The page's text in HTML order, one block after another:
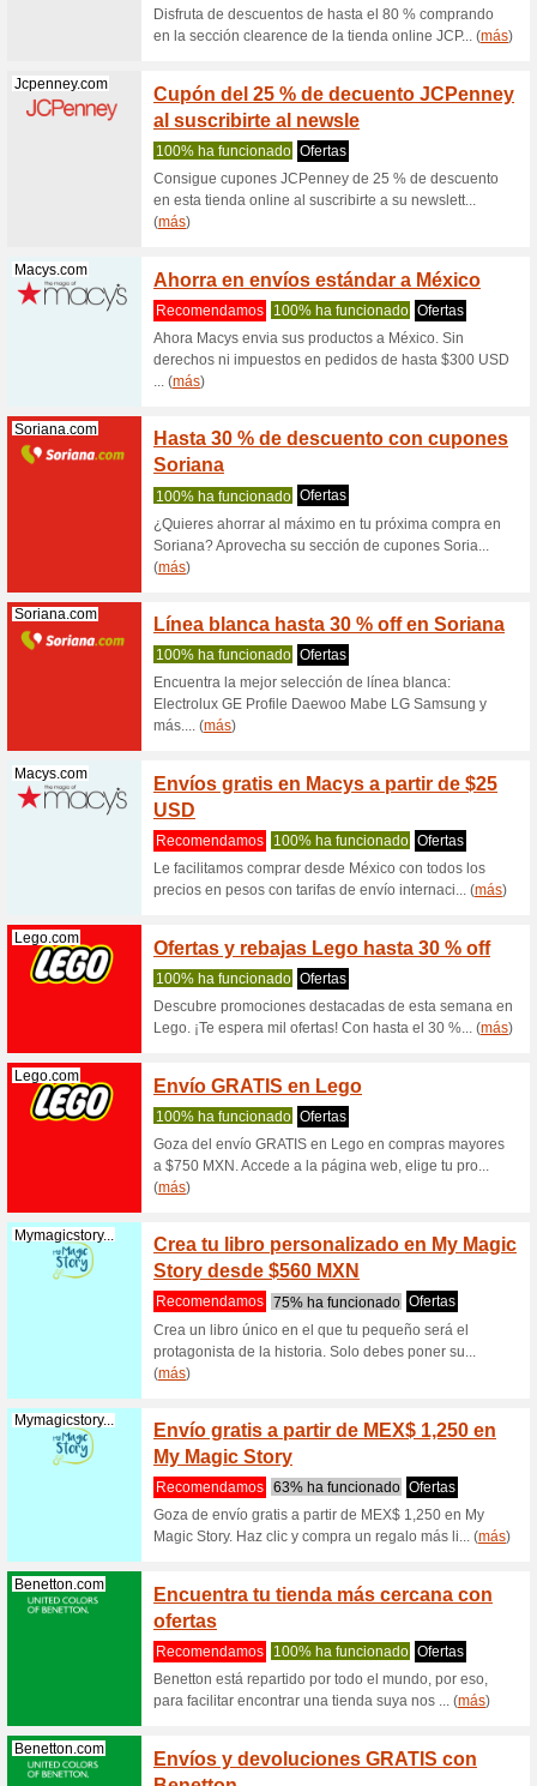
Kohls.com
HORA
Patpat.com
10 %
¡Solo
este
(más)
Patpat.com
15 %
¿Es tu
Porque
(más
Jcpenney.com
puedes
(más)